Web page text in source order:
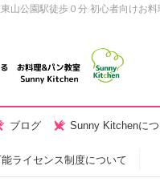
山公園駅徒歩０分 初心者向けお
ブログ Sunny Kitchenに
ライセンス制度について